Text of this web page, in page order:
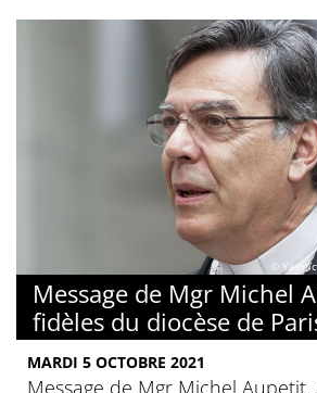
©
Message de Mgr Michel
fidèles du diocèse de
MARDI 5 OCTOBRE 2021
Message de Mgr Michel